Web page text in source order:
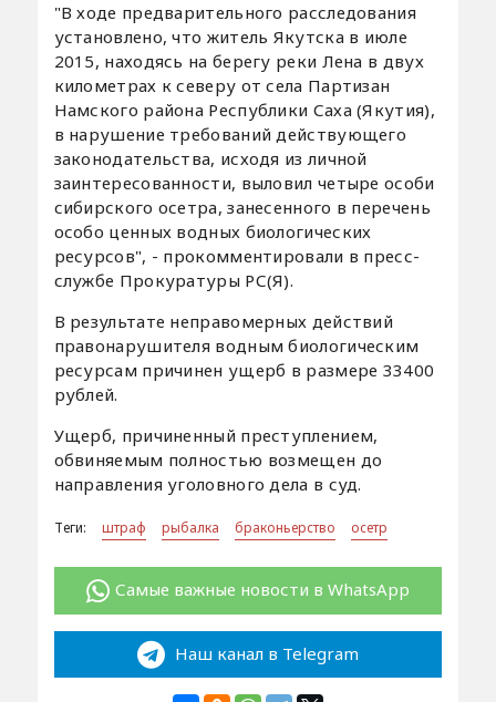
"В ходе предварительного расследования
установлено, что житель Якутска в июле
2015, находясь на берегу реки Лена в двух
километрах к северу от села Партизан
Намского района Республики Саха (Якутия),
в нарушение требований действующего
законодательства, исходя из личной
заинтересованности, выловил четыре особи
сибирского осетра, занесенного в перечень
особо ценных водных биологических
ресурсов", - прокомментировали в пресс-
службе Прокуратуры РС(Я).
В результате неправомерных действий
правонарушителя водным биологическим
ресурсам причинен ущерб в размере 33400
рублей.
Ущерб, причиненный преступлением,
обвиняемым полностью возмещен до
направления уголовного дела в суд.
Теги: штраф рыбалка браконьерство осетр
Самые важные новости в WhatsApp
Наш канал в Telegram